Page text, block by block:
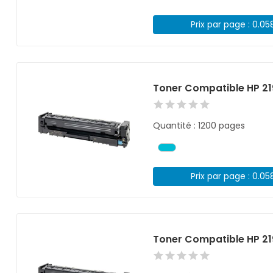
Prix par page :
Toner Compatible HP
Quantité : 1200 pages
Prix par page :
Toner Compatible HP